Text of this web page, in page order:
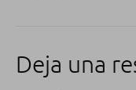
Deja una